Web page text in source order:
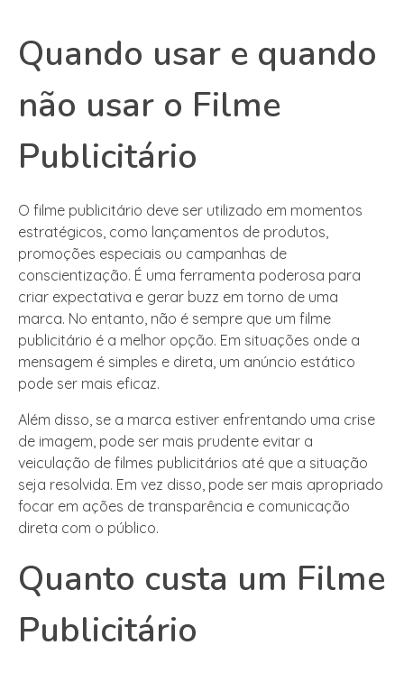
Quando usar e quando
não usar o Filme
Publicitário
O filme publicitário deve ser utilizado em momentos
estratégicos, como lançamentos de produtos,
promoções especiais ou campanhas de
conscientização. É uma ferramenta poderosa para
criar expectativa e gerar buzz em torno de uma
marca. No entanto, não é sempre que um filme
publicitário é a melhor opção. Em situações onde a
mensagem é simples e direta, um anúncio estático
pode ser mais eficaz.
Além disso, se a marca estiver enfrentando uma crise
de imagem, pode ser mais prudente evitar a
veiculação de filmes publicitários até que a situação
seja resolvida. Em vez disso, pode ser mais apropriado
focar em ações de transparência e comunicação
direta com o público.
Quanto custa um Filme
Publicitário